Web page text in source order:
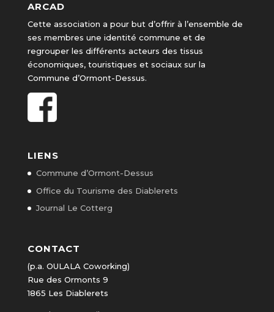
ARCAD
Cette association a pour but d’offrir à l’ensemble de
ses membres une identité commune et de
regrouper les différents acteurs des tissus
économiques, touristiques et sociaux sur la
Commune d’Ormont-Dessus.
LIENS
Commune d’Ormont-Dessus
Office du Tourisme des Diablerets
Journal Le Cotterg
CONTACT
(p.a. OULALA Coworking)
Rue des Ormonts 9
1865 Les Diablerets